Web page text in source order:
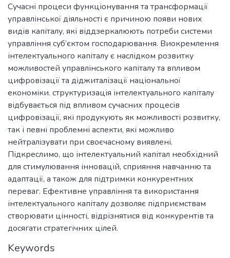
Сучасні процеси функціонування та трансформації
управлінської діяльності є причиною появи нових
видів капіталу, які віддзеркалюють потреби системи
управління суб’єктом господарювання. Виокремлення
інтелектуального капіталу є наслідком розвитку
можливостей управлінського капіталу та впливом
цифровізації та діджиталізації національної
економіки. структуризація інтелектуального капіталу
відбувається під впливом сучасних процесів
цифровізації, які продукують як можливості розвитку,
так і певні проблемні аспекти, які можливо
нейтралізувати при своєчасному виявлені.
Підкреслимо, що інтелектуальний капітал необхідний
для стимулювання інновацій, сприяння навчанню та
адаптації, а також для підтримки конкурентних
переваг. Ефективне управління та використання
інтелектуального капіталу дозволяє підприємствам
створювати цінності, відрізнятися від конкурентів та
досягати стратегічних цілей.
Keywords